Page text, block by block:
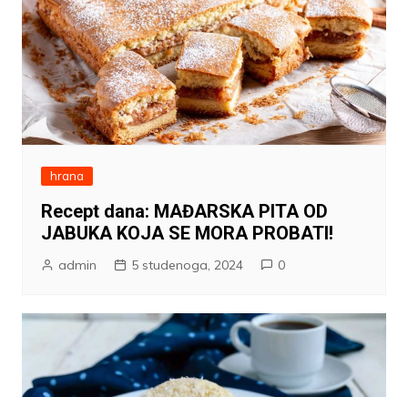
hrana
Recept dana: MAĐARSKA PITA OD
JABUKA KOJA SE MORA PROBATI!
admin 5 studenoga, 2024 0